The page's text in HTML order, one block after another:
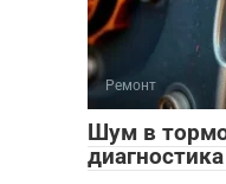
Ремонт
Шум в